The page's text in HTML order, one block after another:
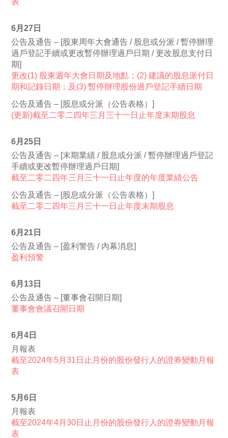
表
6月27日
公告及通告 – [股東周年大會通告 / 股息或分派 / 暫停辦理
過戶登記手續或更改暫停辦理過戶日期 / 更改股息支付日
期]
更改(1) 股東週年大會日期及地點；(2) 建議的股息派付日
期和記錄日期；及(3) 暫停辦理股份過戶登記手續日期
公告及通告 – [股息或分派（公告表格）]
(更新)截至二零二四年三月三十一日止年度末期股息
6月25日
公告及通告 – [末期業績 / 股息或分派 / 暫停辦理過戶登記
手續或更改暫停辦理過戶日期]
截至二零二四年三月三十一日止年度的年度業績公告
公告及通告 – [股息或分派（公告表格）]
截至二零二四年三月三十一日止年度末期股息
6月21日
公告及通告 – [盈利警告 / 內幕消息]
盈利預警
6月13日
公告及通告 – [董事會召開日期]
董事會會議召開日期
6月4日
月報表
截至2024年5月31日止月份的股份發行人的證券變動月報
表
5月6日
月報表
截至2024年4月30日止月份的股份發行人的證券變動月報
表